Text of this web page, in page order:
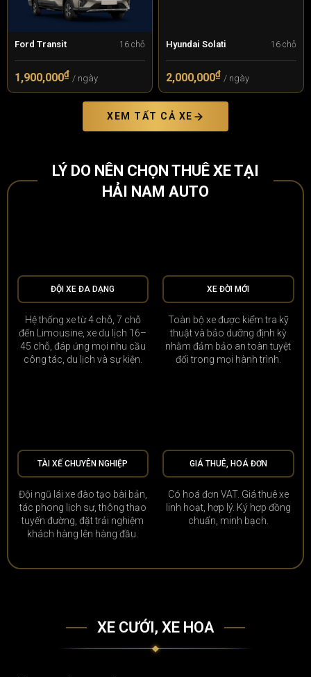
Ford Transit 16 chỗ
1,900,000₫ / ngày
Hyundai Solati 16 chỗ
2,000,000₫ / ngày
XEM TẤT CẢ XE
LÝ DO NÊN CHỌN THUÊ XE TẠI
HẢI NAM AUTO
ĐỘI XE ĐA DẠNG
Hệ thống xe từ 4 chỗ, 7 chỗ
đến Limousine, xe du lịch 16–
45 chỗ, đáp ứng mọi nhu cầu
công tác, du lịch và sự kiện.
XE ĐỜI MỚI
Toàn bộ xe được kiểm tra kỹ
thuật và bảo dưỡng định kỳ
nhằm đảm bảo an toàn tuyệt
đối trong mọi hành trình.
TÀI XẾ CHUYÊN NGHIỆP
Đội ngũ lái xe đào tạo bài bản,
tác phong lịch sự, thông thạo
tuyến đường, đặt trải nghiệm
khách hàng lên hàng đầu.
GIÁ THUÊ, HOÁ ĐƠN
Có hoá đơn VAT. Giá thuê xe
linh hoạt, hợp lý. Ký hợp đồng
chuẩn, minh bạch.
XE CƯỚI, XE HOA